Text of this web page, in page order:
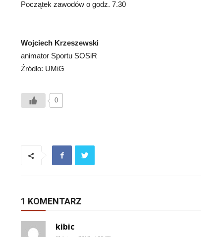
Początek zawodów o godz. 7.30
Wojciech Krzeszewski
animator Sportu SOSiR
Źródło: UMiG
0
1 KOMENTARZ
kibic